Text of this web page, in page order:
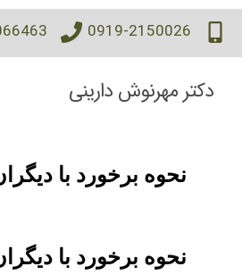
0919-2150026
دکتر مهرنوش دارینی
نحوه برخورد با
نحوه برخورد با